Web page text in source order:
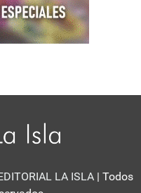
LA ISLA | Todos